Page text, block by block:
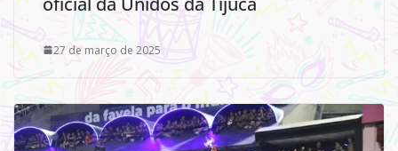
27 de março de 2025